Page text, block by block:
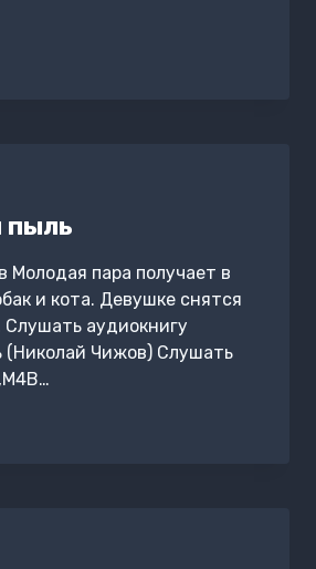
пыль
Молодая пара получает в
и кота. Девушке снятся
аудиокнигу
(Николай Чижов) Слушать